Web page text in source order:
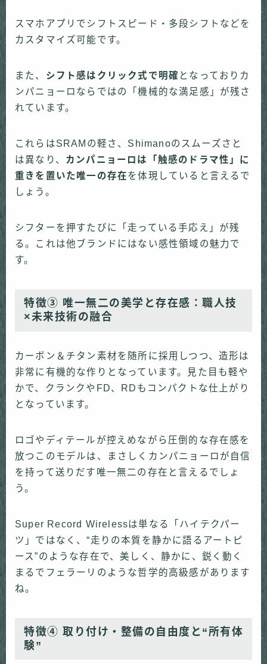
スマホアプリでシフトスピード・多段シフトなどを
カスタマイズ可能です。
また、 シフト感はクリック式で明確 となっておりカ
ンパニョーロならではの「機械的な満足感」が残さ
れています。
これらはSRAMの軽さ、Shimanoのスムーズさと
は異なり、 カンパニョーロは「触感のドラマ性」に
重きを置いた唯一の存在を体現していると言えるで
しょう。
シフターを押すたびに「走っている手応え」が残
る。これは他ブランドにはない感性領域の魅力で
す。
特徴③ 唯一無二の美学と存在感：職人技
×未来技術の融合
カーボン＆チタン素材を随所に採用しつつ、造形は
非常に有機的な作りとなっています。見た目も軽や
かで、クランクやFD、RDもコンパクトな仕上がり
となっています。
ロゴやディテールが控えめながら圧倒的な存在感を
放つこのモデルは、まさしくカンパニョーロが自信
を持って送りだす唯一無二の存在と言えるでしょ
う。
Super Record Wirelessは単なる「ハイテクパー
ツ」ではなく、“走りの本質を静かに語るアートピ
ース”のような存在で、美しく、静かに、鋭く動く
まるでフェラーリのような哲学的高級感があります
ね。
特徴④ 取り付け・整備の自由度と“所有体
験”